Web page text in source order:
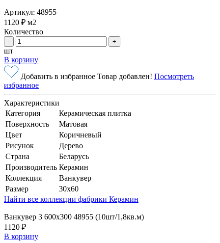
Артикул: 48955
1120 ₽ м2
Количество
- +
шт
В корзину
Добавить в избранное Товар добавлен! Посмотреть
избранное
Характеристики
Категория
Керамическая плитка
Поверхность
Матовая
Цвет
Коричневый
Рисунок
Дерево
Страна
Беларусь
Производитель Керамин
Коллекция
Ванкувер
Размер
30x60
Найти все коллекции фабрики Керамин
Ванкувер 3 600х300 48955 (10шт/1,8кв.м)
1120 ₽
В корзину